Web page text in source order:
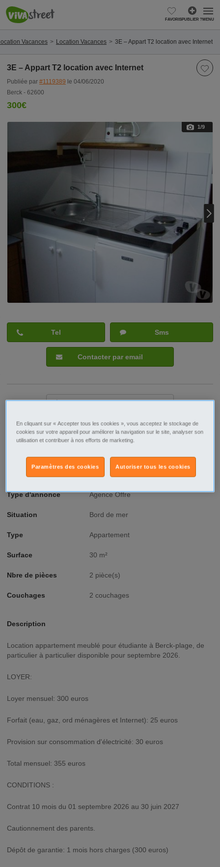
FAVORISPUBLIER ?MENU
Vacances Location Vacances 3E – Appart T2 location avec Internet
3E – Appart T2 location avec Internet
Publiée par #1119389 le 04/06/2020
Berck - 62600
300€
1/9
Prix
300€
Pas-de-Calais
Berck - 62600
Voir sur google map
Type d'annonce Agence Offre
Situation Bord de mer
Type Appartement
Surface 30 m²
Nbre de pièces 2 pièce(s)
Couchages 2 couchages
Description
Location appartement meublé pour étudiante à Berck-plage, de
particulier à particulier disponible pour septembre 2026.
LOYER:
Loyer mensuel: 300 euros
Forfait (eau, gaz, ord ménagères et Internet): 25 euros
Provision sur consommation d'électricité: 30 euros
Total mensuel: 355 euros
CONDITIONS :
Contrat 10 mois du 01 septembre 2026 au 30 juin 2027
Cautionnement des parents.
Dépôt de garantie: 1 mois hors charges (300 euros)
Tel Sms
Contacter par email
En cliquant sur « Accepter tous les cookies », vous acceptez le stockage de
cookies sur votre appareil pour améliorer la navigation sur le site, analyser son
utilisation et contribuer à nos efforts de marketing.
Autoriser tous les cookies
Paramètres des cookies